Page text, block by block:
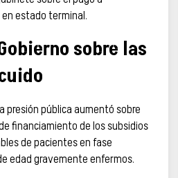
estado terminal.
sobre las
presión pública aumentó sobre
financiamiento de los subsidios
de pacientes en fase
edad gravemente enfermos.